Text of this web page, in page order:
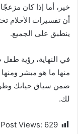
خير، أما إذا كان
أن تفسيرات الأحلام
ينطبق على الجميع.
في النهاية، رؤية
منها ما هو مبشر
ضمن سياق حياتك
لك.
Post Views: 629